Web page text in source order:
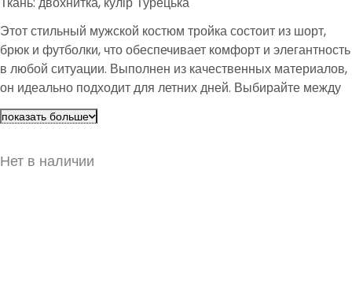
Этот стильный мужской костюм тройка состоит из шорт,
брюк и футболки, что обеспечивает комфорт и элегантность
в любой ситуации. Выполнен из качественных материалов,
он идеально подходит для летних дней. Выбирайте между
графитовым и черным цветами, чтобы подчеркнуть свой
стиль.
показать больше
Нет в наличии